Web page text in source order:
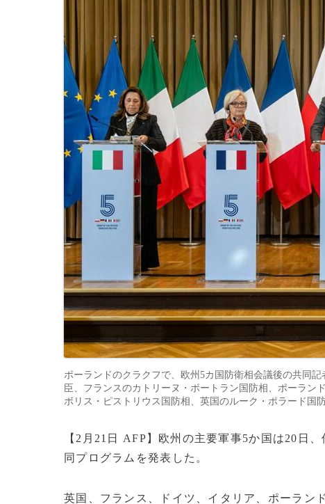
ポーランドのクラクフで、欧州5カ国防衛相会議後の共同
臣、フランスのカトリーヌ・ボートラン国防相、ポーラン
ボリス・ピストリウス国防相、英国のルーク・ポラード国
【2月21日 AFP】欧州の主要軍事5か国は20日
同プログラムを発表した。
英国、フランス、ドイツ、イタリア、ポーラン